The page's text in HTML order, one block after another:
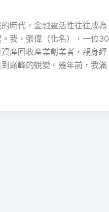
時代，金融靈活性往往成為
我，張偉（化名），一位30
產回收產業創業者，親身經
巔峰的蛻變。幾年前，我滿